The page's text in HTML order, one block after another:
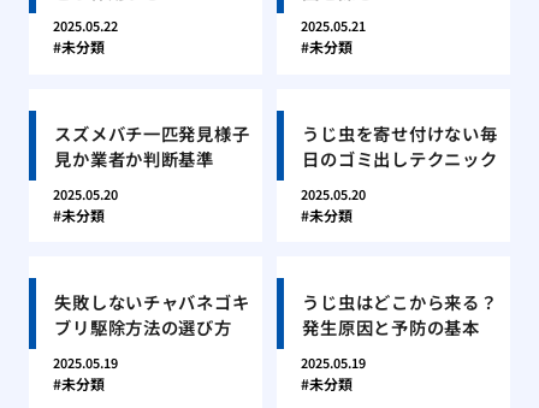
2025.05.22
未分類
2025.05.21
未分類
スズメバチ一匹発見様子
見か業者か判断基準
2025.05.20
未分類
うじ虫を寄せ付けない毎
日のゴミ出しテクニック
2025.05.20
未分類
失敗しないチャバネゴキ
ブリ駆除方法の選び方
2025.05.19
未分類
うじ虫はどこから来る？
発生原因と予防の基本
2025.05.19
未分類